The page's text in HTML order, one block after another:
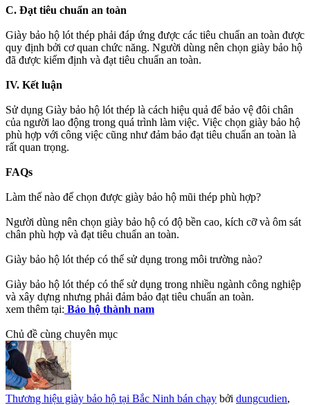
C. Đạt tiêu chuẩn an toàn
Giày bảo hộ lót thép phải đáp ứng được các tiêu chuẩn an toàn được
quy định bởi cơ quan chức năng. Người dùng nên chọn giày bảo hộ
đã được kiểm định và đạt tiêu chuẩn an toàn.
IV. Kết luận
Sử dụng Giày bảo hộ lót thép là cách hiệu quả để bảo vệ đôi chân
của người lao động trong quá trình làm việc. Việc chọn giày bảo hộ
phù hợp với công việc cũng như đảm bảo đạt tiêu chuẩn an toàn là
rất quan trọng.
FAQs
Làm thế nào để chọn được giày bảo hộ mũi thép phù hợp?
Người dùng nên chọn giày bảo hộ có độ bền cao, kích cỡ và ôm sát
chân phù hợp và đạt tiêu chuẩn an toàn.
Giày bảo hộ lót thép có thể sử dụng trong môi trường nào?
Giày bảo hộ lót thép có thể sử dụng trong nhiều ngành công nghiệp
và xây dựng nhưng phải đảm bảo đạt tiêu chuẩn an toàn.
xem thêm tại: Bảo hộ thành nam
Chủ đề cùng chuyên mục
Thương hiệu giày bảo hộ tại Bắc Ninh bán chạy bởi dungcudien,